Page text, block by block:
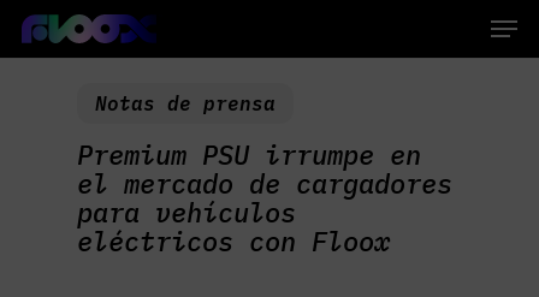
Skip
main
Notas de prensa
Premium PSU irrumpe en
el mercado de cargadores
para vehículos
eléctricos con Floox